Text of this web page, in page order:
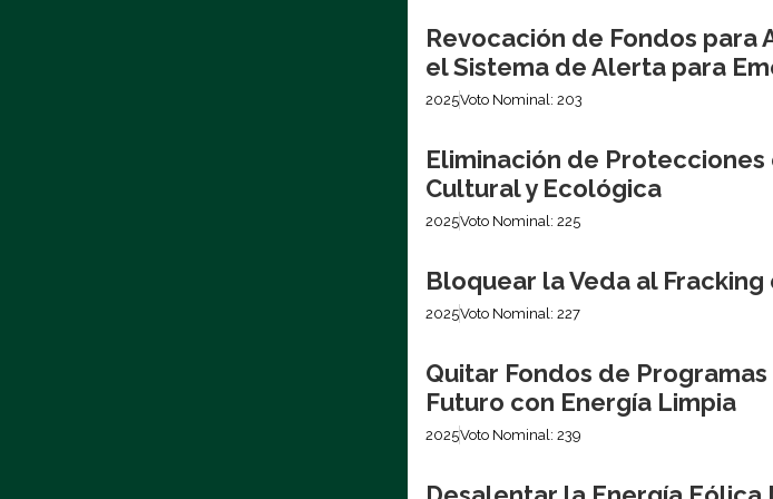
Revocación de Fondos para
el Sistema de Alerta para
2025Voto Nominal: 203
Eliminación de
Cultural y Ecológica
2025Voto Nominal: 225
Bloquear la Veda al
2025Voto Nominal: 227
Quitar Fondos de
Futuro con Energía Limpia
2025Voto Nominal: 239